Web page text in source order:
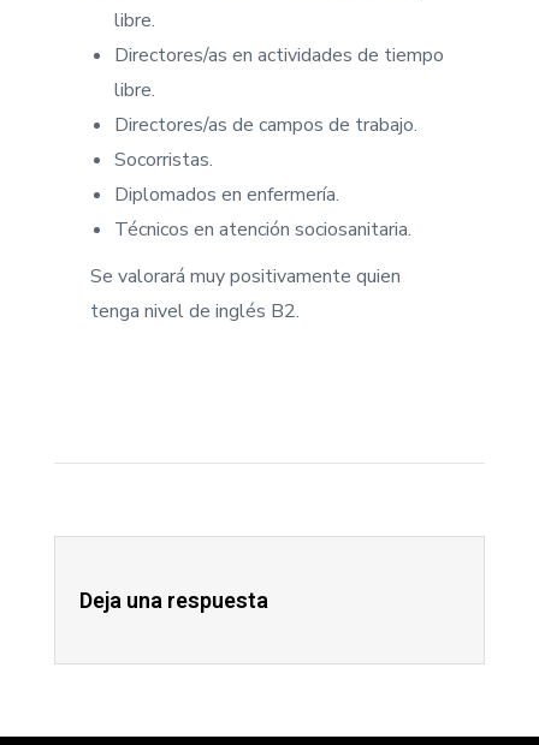
libre.
Directores/as en actividades de tiempo
libre.
Directores/as de campos de trabajo.
Socorristas.
Diplomados en enfermería.
Técnicos en atención sociosanitaria.
Se valorará muy positivamente quien
tenga nivel de inglés B2.
Deja una respuesta